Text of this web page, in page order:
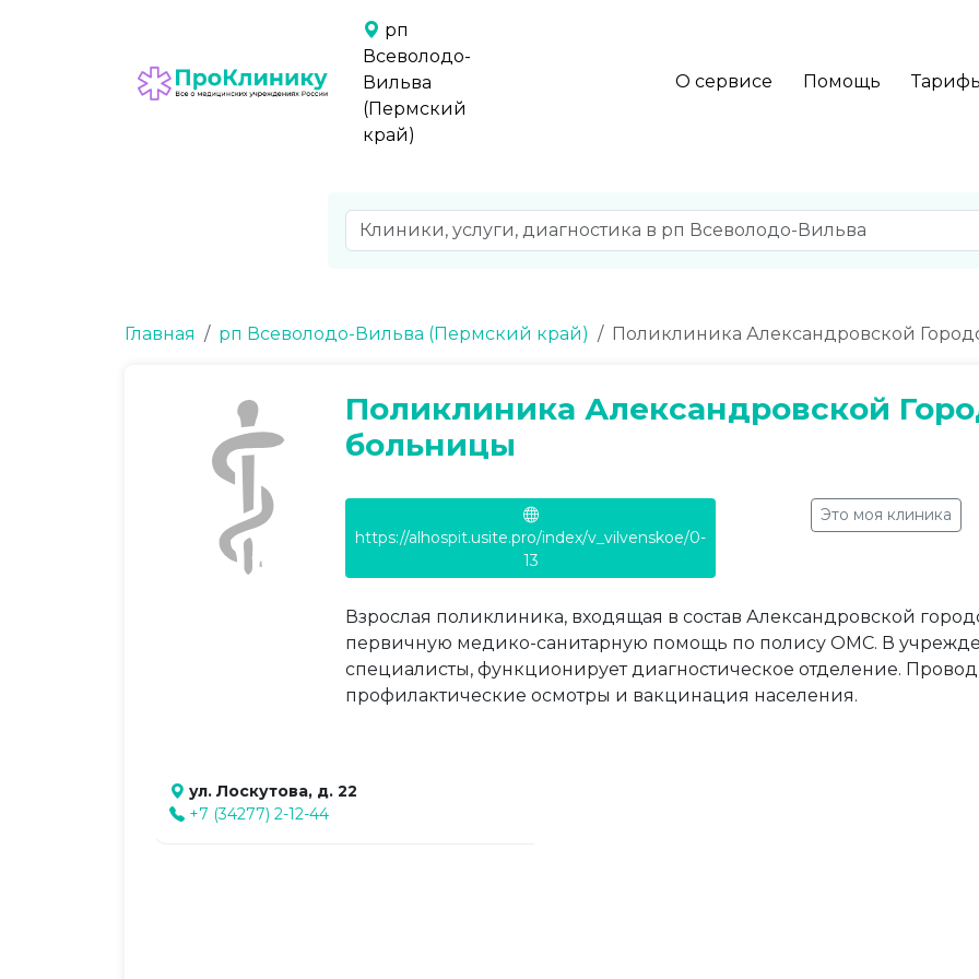
рп
Всеволодо-
Вильва
(Пермский
край)
О сервисе Помощь
Главная рп Всеволодо-Вильва (Пермский край) Поликлиника Александровской
Поликлиника Александровской
больницы
https://alhospit.usite.pro/index/v_vilvenskoe/0-
13
Это моя клиника
Взрослая поликлиника, входящая в состав Александровской
первичную медико-санитарную помощь по полису ОМС. В
специалисты, функционирует диагностическое отделение.
профилактические осмотры и вакцинация населения.
ул. Лоскутова, д. 22
+7 (34277) 2-12-44